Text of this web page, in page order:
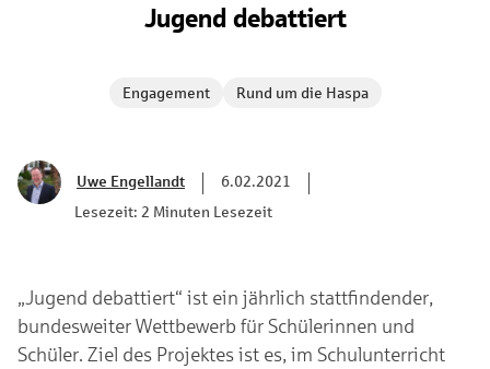
Jugend debattiert
Engagement Rund um die Haspa
Uwe Engellandt
6.02.2021
Lesezeit: 2 Minuten Lesezeit
„Jugend debattiert“ ist ein jährlich stattfindender,
bundesweiter Wettbewerb für Schülerinnen und
Schüler. Ziel des Projektes ist es, im Schulunterricht